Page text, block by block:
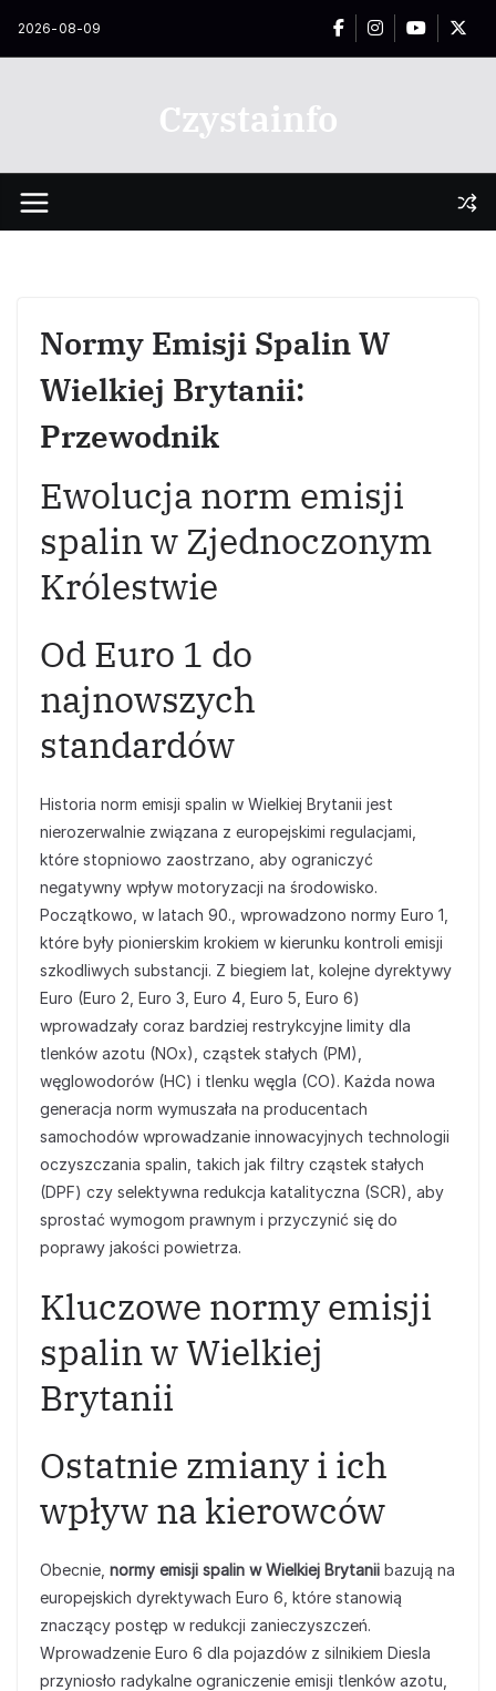
2026-08-09
Czystainfo
Normy Emisji Spalin W
Wielkiej Brytanii:
Przewodnik
Ewolucja norm emisji
spalin w Zjednoczonym
Królestwie
Od Euro 1 do
najnowszych
standardów
Historia norm emisji spalin w Wielkiej Brytanii jest
nierozerwalnie związana z europejskimi regulacjami,
które stopniowo zaostrzano, aby ograniczyć
negatywny wpływ motoryzacji na środowisko.
Początkowo, w latach 90., wprowadzono normy Euro 1,
które były pionierskim krokiem w kierunku kontroli emisji
szkodliwych substancji. Z biegiem lat, kolejne dyrektywy
Euro (Euro 2, Euro 3, Euro 4, Euro 5, Euro 6)
wprowadzały coraz bardziej restrykcyjne limity dla
tlenków azotu (NOx), cząstek stałych (PM),
węglowodorów (HC) i tlenku węgla (CO). Każda nowa
generacja norm wymuszała na producentach
samochodów wprowadzanie innowacyjnych technologii
oczyszczania spalin, takich jak filtry cząstek stałych
(DPF) czy selektywna redukcja katalityczna (SCR), aby
sprostać wymogom prawnym i przyczynić się do
poprawy jakości powietrza.
Kluczowe normy emisji
spalin w Wielkiej
Brytanii
Ostatnie zmiany i ich
wpływ na kierowców
Obecnie, normy emisji spalin w Wielkiej Brytanii bazują na
europejskich dyrektywach Euro 6, które stanowią
znaczący postęp w redukcji zanieczyszczeń.
Wprowadzenie Euro 6 dla pojazdów z silnikiem Diesla
przyniosło radykalne ograniczenie emisji tlenków azotu,